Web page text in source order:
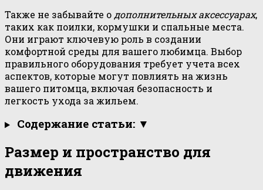
Также не забывайте одополнительных аксессуарах,
таких как поилки, кормушки и спальные места.
Они играют ключевую роль в создании
комфортной среды для вашего любимца. Выбор
правильного оборудования требует учета всех
аспектов, которые могут повлиять на жизнь
вашего питомца, включая безопасность и
легкость ухода за жильем.
Содержание статьи: ▼
Размер и пространство для
движения